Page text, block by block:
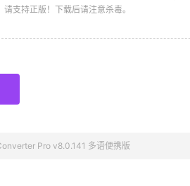
支持正版！下载后请注意杀毒。
Pro v8.0.141 多语便携版